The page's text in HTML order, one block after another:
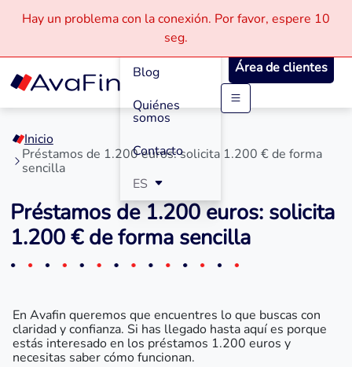
Saltar
contenido
Hay un problema con la conexión. Por favor, espere 10
seg.
Cómo
Funciona
Blog
Quiénes
somos
Contacto
ES
Área de clientes
Inicio
Préstamos de 1.200 euros: solicita 1.200 € de forma
sencilla
Préstamos de 1.200 euros: solicita
1.200 € de forma sencilla
En Avafin queremos que encuentres lo que buscas con
claridad y confianza. Si has llegado hasta aquí es porque
estás interesado en los préstamos 1.200 euros y
necesitas saber cómo funcionan.